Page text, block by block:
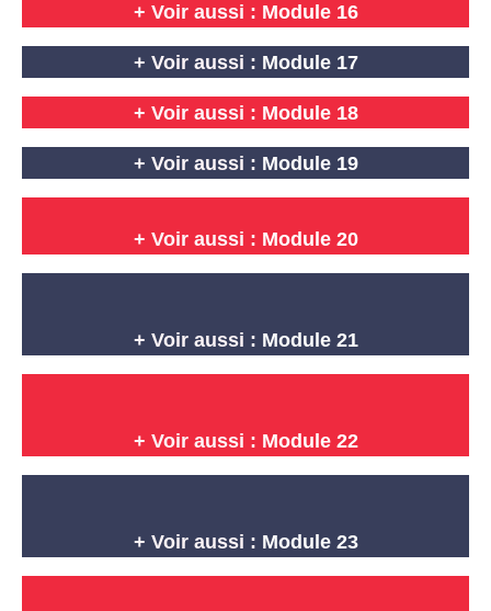
+ Voir aussi : Module 16
+ Voir aussi : Module 17
+ Voir aussi : Module 18
+ Voir aussi : Module 19
+ Voir aussi : Module 20
+ Voir aussi : Module 21
+ Voir aussi : Module 22
+ Voir aussi : Module 23